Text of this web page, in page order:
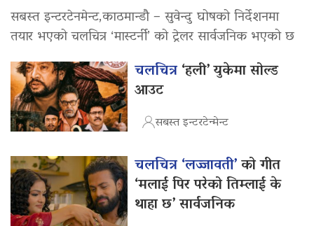
सबस्त इन्टरटेनमेन्ट,काठमान्डौ – सुवेन्दु घोषको निर्देशनमा
तयार भएको चलचित्र ‘मास्टर्नी’ को ट्रेलर सार्वजनिक भएको छ
चलचित्र‘हली’ युकेमा सोल्ड
आउट
सबस्त इन्टरटेन्मेन्ट
चलचित्र ‘लज्जावती’को गीत
‘मलाई पिर परेको तिम्लाई के
थाहा छ’ सार्वजनिक